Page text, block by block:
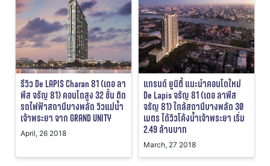
รีวิว De LAPIS Charan 81 (เดอ ลา
พีส จรัญ 81) คอนโดสูง 32 ชั้น ติด
รถไฟฟ้าสถานีบางพลัด วิวแม่น้ำ
เจ้าพระยา จาก GRAND UNITY
April, 26 2018
แกรนด์ ยูนิตี้ แนะนำคอนโดใหม่
De Lapis จรัญ 81 (เดอ ลาพีส
จรัญ 81) ใกล้สถานีบางพลัด 30
เมตร ได้วิวโค้งน้ำเจ้าพระยา เริ่ม
2.49 ล้านบาท
March, 27 2018